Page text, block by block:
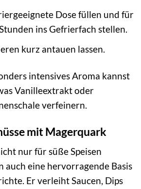
Dose füllen und für
ins Gefrierfach stellen.
kurz antauen lassen.
intensives Aroma kannst
Vanilleextrakt oder
verfeinern.
mit Magerquark
nur für süße Speisen
auch eine hervorragende Basis
Er verleiht Saucen, Dips